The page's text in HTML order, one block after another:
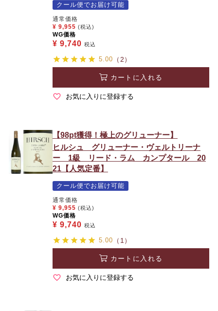
クール便でお届け可能
通常価格
¥ 9,955 (税込)
WG価格
¥ 9,740 税込
5.00 （2）
カートに入れる
お気に入りに登録する
【98pt獲得！極上のグリューナー】
ヒルシュ グリューナー・ヴェルトリーナ
ー 1級 リード・ラム カンプタール 20
21【人気定番】
クール便でお届け可能
通常価格
¥ 9,955 (税込)
WG価格
¥ 9,740 税込
5.00 （1）
カートに入れる
お気に入りに登録する